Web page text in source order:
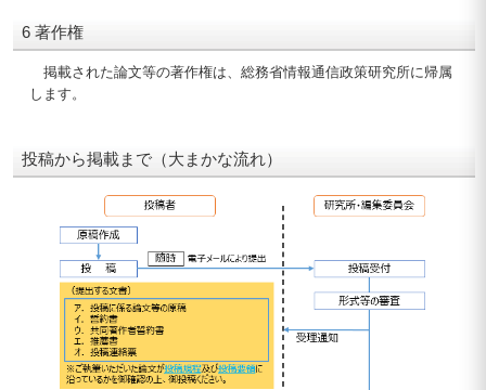
6 著作権
掲載された論文等の著作権は、総務省情報通信政策研究所に帰属
します。
投稿から掲載まで（大まかな流れ）